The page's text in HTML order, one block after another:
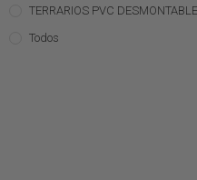
TERRARIOS PVC
Todos